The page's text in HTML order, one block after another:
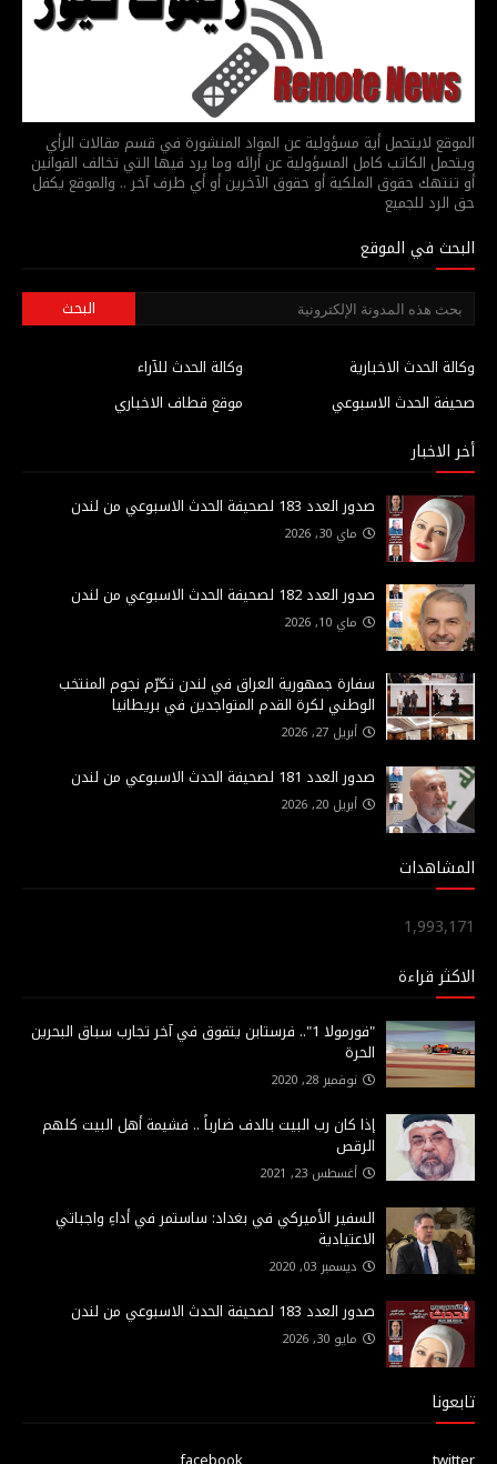
الموقع لايتحمل أية مسؤولية عن المواد المنشورة في قسم مقالات الرأي
ويتحمل الكاتب كامل المسؤولية عن أرائه وما يرد فيها التي تخالف القوانين
أو تنتهك حقوق الملكية أو حقوق الآخرين أو أي طرف آخر .. والموقع يكفل
حق الرد للجميع
البحث في الموقع
وكالة الحدث للآراء
وكالة الحدث الاخبارية
موقع قطاف الاخباري
صحيفة الحدث الاسبوعي
أخر الاخبار
صدور العدد 183 لصحيفة الحدث الاسبوعي من لندن
ماي 30, 2026
صدور العدد 182 لصحيفة الحدث الاسبوعي من لندن
ماي 10, 2026
سفارة جمهورية العراق في لندن تكرّم نجوم المنتخب
الوطني لكرة القدم المتواجدين في بريطانيا
أبريل 27, 2026
صدور العدد 181 لصحيفة الحدث الاسبوعي من لندن
أبريل 20, 2026
المشاهدات
1,993,171
الاكثر قراءة
"فورمولا 1".. فرستابن يتفوق في آخر تجارب سباق البحرين
الحرة
نوفمبر 28, 2020
إذا كان رب البيت بالدف ضارباً .. فشيمة أهل البيت كلهم
الرقص
أغسطس 23, 2021
السفير الأميركي في بغداد: ساستمر في أداءِ واجباتي
الاعتيادية
ديسمبر 03, 2020
صدور العدد 183 لصحيفة الحدث الاسبوعي من لندن
مايو 30, 2026
تابعونا